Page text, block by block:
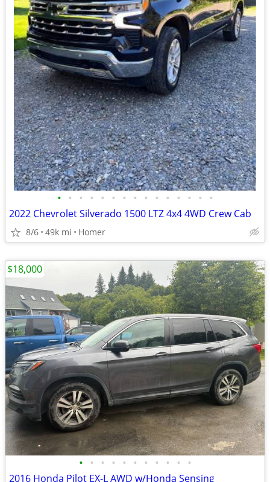
• • • • • • • • • • • • • • •
2022 Chevrolet Silverado 1500 LTZ 4x4 4WD Crew Cab
8/6 49k mi Homer
• • • • • • • • • • •
2016 Honda Pilot EX-L AWD w/Honda Sensing
$18,000